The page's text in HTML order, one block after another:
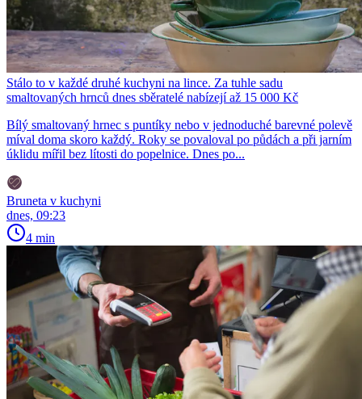
Stálo to v každé druhé kuchyni na lince. Za tuhle sadu
smaltovaných hrnců dnes sběratelé nabízejí až 15 000 Kč
Bílý smaltovaný hrnec s puntíky nebo v jednoduché barevné polevě
míval doma skoro každý. Roky se povaloval po půdách a při jarním
úklidu mířil bez lítosti do popelnice. Dnes po...
Bruneta v kuchyni
dnes, 09:23
4 min